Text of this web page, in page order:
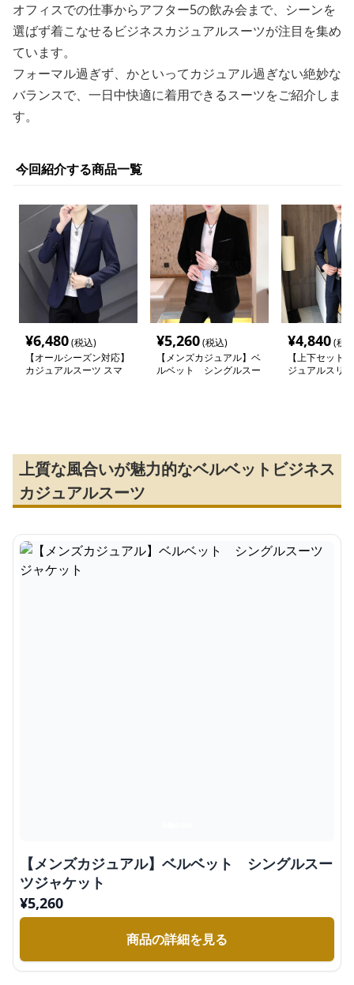
オフィスでの仕事からアフター5の飲み会まで、シーンを
選ばず着こなせるビジネスカジュアルスーツが注目を集め
ています。
フォーマル過ぎず、かといってカジュアル過ぎない絶妙な
バランスで、一日中快適に着用できるスーツをご紹介しま
す。
今回紹介する商品一覧
¥6,480(税込)
【オールシーズン対応】
カジュアルスーツ スマ
¥5,260(税込)
【メンズカジュアル】ベ
ルベット シングルスー
¥4,840(税
【上下セット
ジュアルスリ
上質な風合いが魅力的なベルベットビジネス
カジュアルスーツ
【メンズカジュアル】ベルベット シングルスー
ツジャケット
¥5,260
商品の詳細を見る